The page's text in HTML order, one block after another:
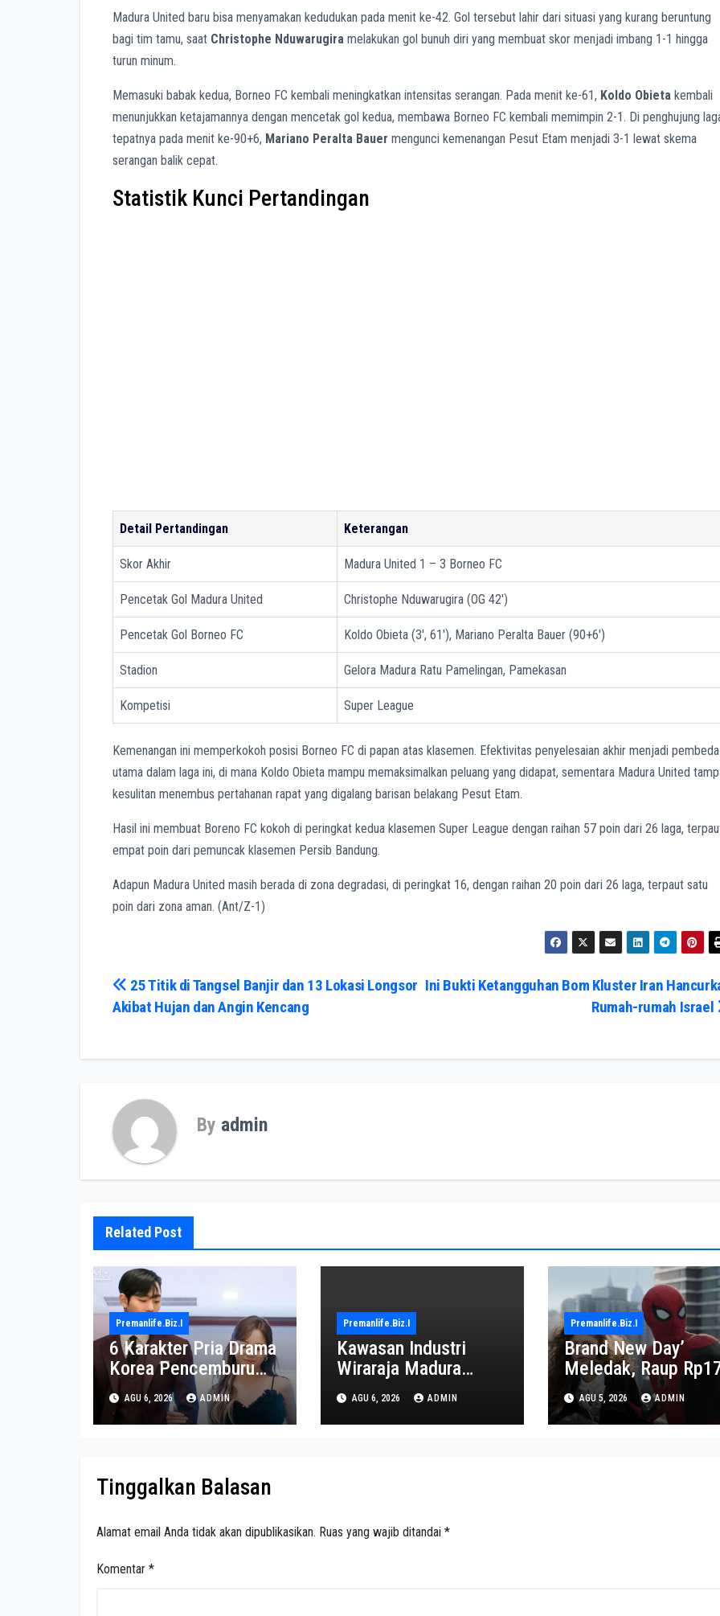
Madura United baru bisa menyamakan kedudukan pada menit ke-42. Gol tersebut lahir dari situasi yang kurang beruntung
bagi tim tamu, saat Christophe Nduwarugira melakukan gol bunuh diri yang membuat skor menjadi imbang 1-1 hingga
turun minum.
Memasuki babak kedua, Borneo FC kembali meningkatkan intensitas serangan. Pada menit ke-61, Koldo Obieta kembali
menunjukkan ketajamannya dengan mencetak gol kedua, membawa Borneo FC kembali memimpin 2-1. Di penghujung
tepatnya pada menit ke-90+6, Mariano Peralta Bauer mengunci kemenangan Pesut Etam menjadi 3-1 lewat skema
serangan balik cepat.
Statistik Kunci Pertandingan
Detail Pertandingan Keterangan
Skor Akhir Madura United 1 – 3 Borneo FC
Pencetak Gol Madura United Christophe Nduwarugira (OG 42′)
Pencetak Gol Borneo FC Koldo Obieta (3′, 61′), Mariano Peralta Bauer (90+6′)
Stadion Gelora Madura Ratu Pamelingan, Pamekasan
Kompetisi Super League
Kemenangan ini memperkokoh posisi Borneo FC di papan atas klasemen. Efektivitas penyelesaian akhir menjadi pembeda
utama dalam laga ini, di mana Koldo Obieta mampu memaksimalkan peluang yang didapat, sementara Madura United
kesulitan menembus pertahanan rapat yang digalang barisan belakang Pesut Etam.
Hasil ini membuat Boreno FC kokoh di peringkat kedua klasemen Super League dengan raihan 57 poin dari 26 laga,
empat poin dari pemuncak klasemen Persib Bandung.
Adapun Madura United masih berada di zona degradasi, di peringkat 16, dengan raihan 20 poin dari 26 laga, terpaut satu
poin dari zona aman. (Ant/Z-1)
Navigasi
Ini Bukti Ketangguhan Bom Kluster Iran
Rumah-rumah Israel
25 Titik di Tangsel Banjir dan 13 Lokasi Longsor
Akibat Hujan dan Angin Kencang
By admin
Related Post
Premanlife.biz.i
6 Karakter Pria Drama
Korea Pencemburu
Berat, Bikin Penonton
Gemas
AGU 6, 2026 ADMIN
Premanlife.biz.i
Kawasan Industri
Wiraraja Madura
Diproyeksi Jadi Pusat
Ekonomi Baru
AGU 6, 2026 ADMIN
Premanlife.biz.i
Brand New Day’
Meledak, Raup
Triliun dalam 6 Hari
AGU 5, 2026 ADMIN
Tinggalkan Balasan
Alamat email Anda tidak akan dipublikasikan. Ruas yang wajib ditandai *
Komentar *